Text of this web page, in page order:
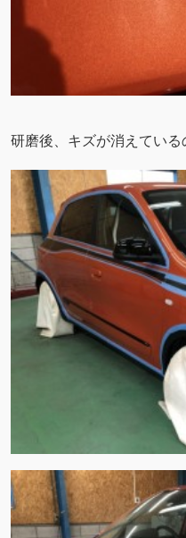
研磨後、キズが消えている